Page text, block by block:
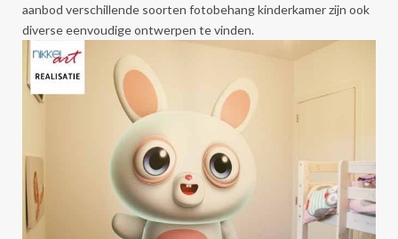
aanbod verschillende soorten fotobehang kinderkamer zijn ook
diverse eenvoudige ontwerpen te vinden.